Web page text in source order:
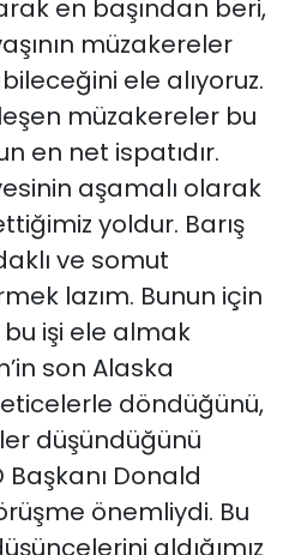
en başından beri,
müzakereler
ele alıyoruz.
müzakereler bu
en net ispatıdır.
aşamalı olarak
yoldur. Barış
ve somut
lazım. Bunun için
işi ele almak
son Alaska
döndüğünü,
düşündüğünü
Donald
önemliydi. Bu
aldığımız